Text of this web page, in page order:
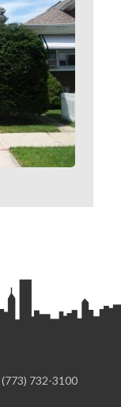
(773) 732-3100